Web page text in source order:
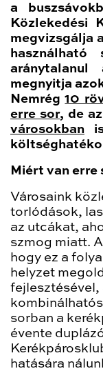
a
Közlekedési
megvizsgálja
megnyitja
Nemrég10
erre sor, de
városokban
Miért van erre
Városaink
torlódások,
az utcákat,
szmog miatt.
hogy ez a
helyzet
fejlesztésével,
sorban a
évente
hatására